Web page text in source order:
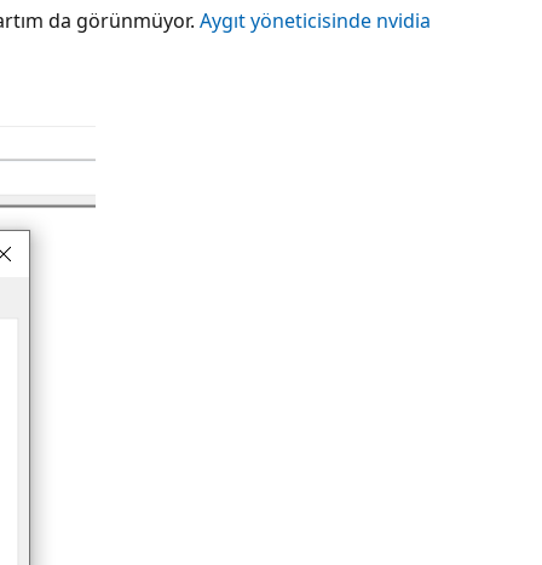
da görünmüyor. Aygıt yöneticisinde nvidia